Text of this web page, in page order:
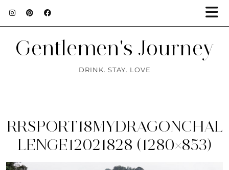
Gentlemen's Journey
DRINK. STAY. LOVE
RRSPORT18MYDRAGONCHAL
LENGE12021828 (1280×853)